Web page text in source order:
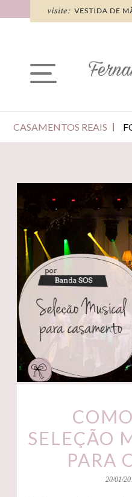
CASAMENTOS REAIS
SELEÇÃO
PARA
20/01/